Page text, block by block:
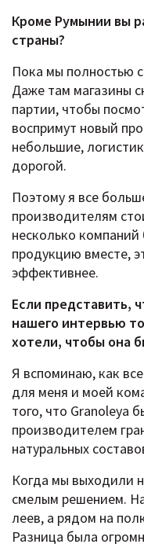
Кроме Румынии вы
страны?
Пока мы полностью
Даже там магазины
партии, чтобы
воспримут новый
небольшие,
дорогой.
Поэтому я все
производителям
несколько компаний
продукцию вместе,
эффективнее.
Если представить,
нашего интервью
хотели, чтобы она
Я вспоминаю, как
для меня и моей
того, что Granoleya
производителем
натуральных
Когда мы выходили
смелым решением.
леев, а рядом на
Разница была